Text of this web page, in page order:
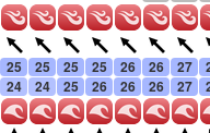
25 25 25 25 26 26 27
24 24 25 26 26 26 27